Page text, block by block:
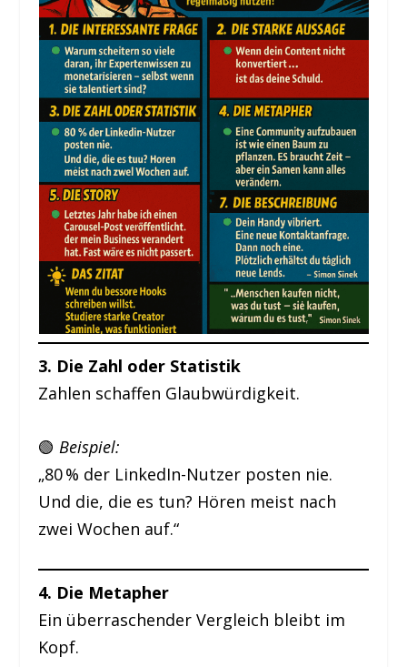
3. Die Zahl oder Statistik
Zahlen schaffen Glaubwürdigkeit.
🟢Beispiel:
„80 % der LinkedIn-Nutzer posten nie.
Und die, die es tun? Hören meist nach
zwei Wochen auf.“
4. Die Metapher
Ein überraschender Vergleich bleibt im
Kopf.